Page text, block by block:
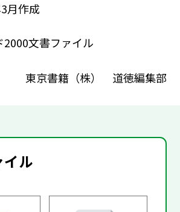
月作成
2000文書ファイル
東京書籍（株） 道徳編集部
ル